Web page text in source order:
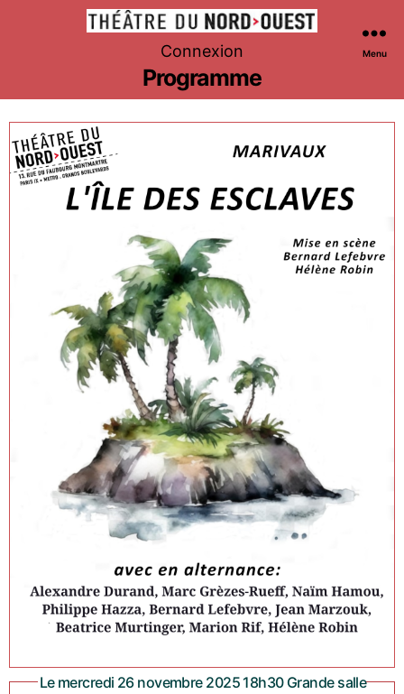
Théâtre
du
Nord-
Ouest
Connexion Menu
Programme
Le mercredi 26 novembre 2025 18h30 Grande salle